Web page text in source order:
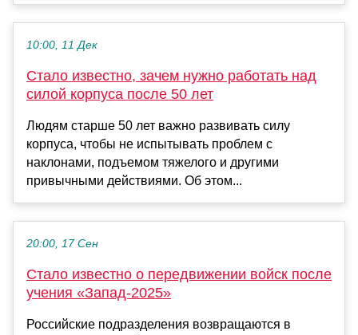
10:00, 11 Дек
Стало известно, зачем нужно работать над
силой корпуса после 50 лет
Людям старше 50 лет важно развивать силу
корпуса, чтобы не испытывать проблем с
наклонами, подъемом тяжелого и другими
привычными действиями. Об этом...
20:00, 17 Сен
Стало известно о передвижении войск после
учения «Запад-2025»
Российские подразделения возвращаются в